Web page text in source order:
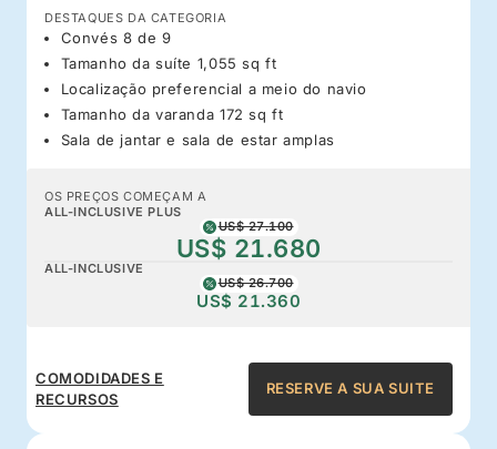
DESTAQUES DA CATEGORIA
Convés 8 de 9
Tamanho da suíte 1,055 sq ft
Localização preferencial a meio do navio
Tamanho da varanda 172 sq ft
Sala de jantar e sala de estar amplas
OS PREÇOS COMEÇAM A
ALL-INCLUSIVE PLUS
US$ 27.100
US$ 21.680
ALL-INCLUSIVE
US$ 26.700
US$ 21.360
COMODIDADES E
RECURSOS
RESERVE A SUA SUITE